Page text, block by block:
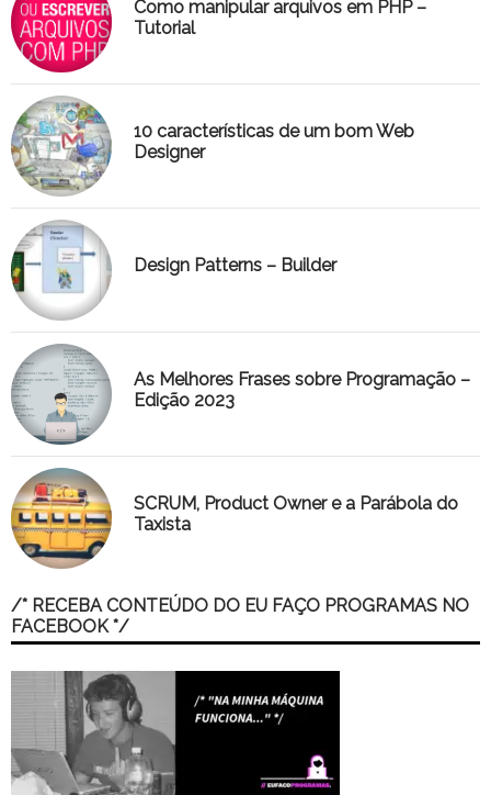
Como manipular arquivos em PHP –
Tutorial
10 características de um bom Web
Designer
Design Patterns – Builder
As Melhores Frases sobre Programação –
Edição 2023
SCRUM, Product Owner e a Parábola do
Taxista
/* RECEBA CONTEÚDO DO EU FAÇO PROGRAMAS NO
FACEBOOK */